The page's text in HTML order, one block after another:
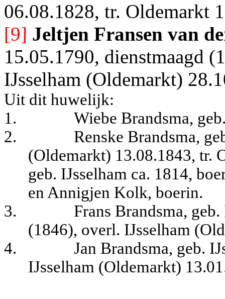
06.08.1828, tr. Oldemarkt
[9] Jeltjen Fransen van
15.05.1790, dienstmaagd
IJsselham (Oldemarkt)
Uit dit huwelijk:
1.
Wiebe Brandsma,
2.
Renske Brandsma,
(Oldemarkt) 13.08.1843, tr.
geb. IJsselham ca. 1814,
en Annigjen Kolk, boerin.
3.
Frans Brandsma,
(1846), overl. IJsselham
4.
Jan Brandsma, geb.
IJsselham (Oldemarkt)